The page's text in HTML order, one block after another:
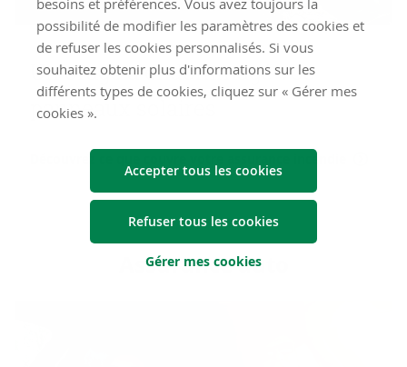
besoins et préférences. Vous avez toujours la
possibilité de modifier les paramètres des cookies et
de refuser les cookies personnalisés. Si vous
souhaitez obtenir plus d'informations sur les
différents types de cookies, cliquez sur « Gérer mes
cookies ».
Accepter tous les cookies
Refuser tous les cookies
Gérer mes cookies
Un orage a en­dom­ma­gé vos
pan­neaux so­laires
Découvrez ce que couvre votre assurance incendie
As­su­rance auto